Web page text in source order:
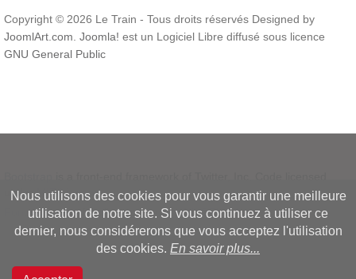
Copyright © 2026 Le Train - Tous droits réservés Designed by
JoomlArt.com. Joomla! est un Logiciel Libre diffusé sous licence
GNU General Public
underMIT License.
Font Awesomefont licensed underSIL OFL 1.1.
Nous utilisons des cookies pour vous garantir une meilleure
utilisation de notre site. Si vous continuez à utiliser ce
dernier, nous considérerons que vous acceptez l'utilisation
des cookies. En savoir plus...